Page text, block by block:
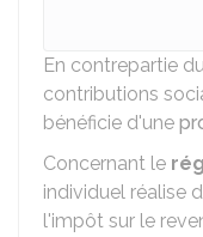
En contrepartie
contributions
bénéficie d'une
Concernant le
individuel réalise
l'impôt sur le